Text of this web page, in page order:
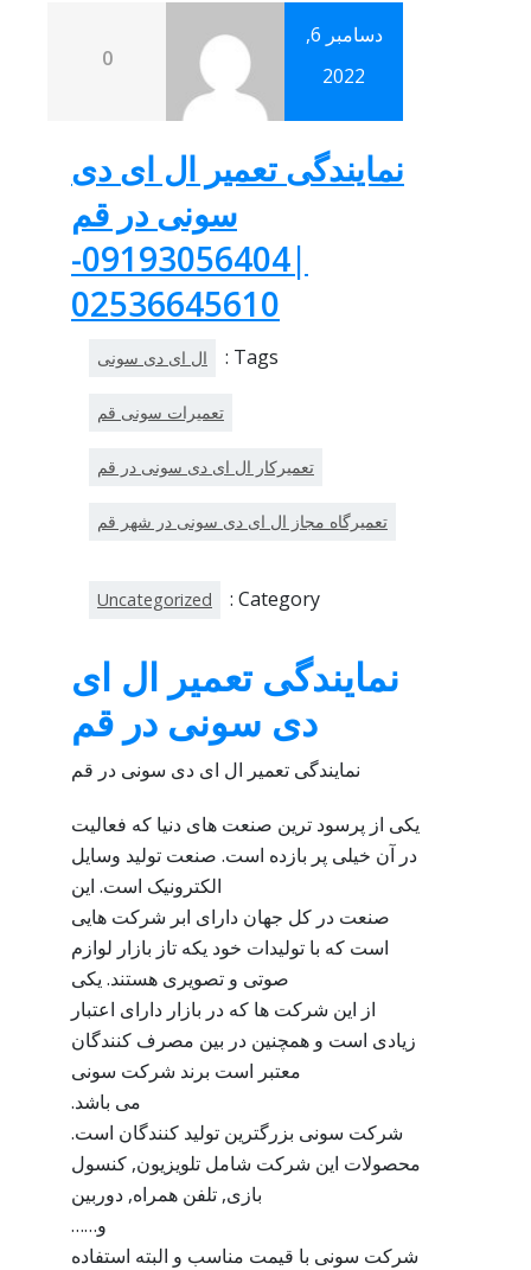
دسامبر 6,
2022
0
نمایندگی تعمیر ال ای دی
سونی در قم
|09193056404-
02536645610
Tags : ال ای دی سونی
تعمیرات سونی قم
تعمیرکار ال ای دی سونی در قم
تعمیرگاه مجاز ال ای دی سونی در شهر قم
Category :
Uncategorized
نمایندگی تعمیر ال ای
دی سونی در قم
نمایندگی تعمیر ال ای دی سونی در قم
یکی از پرسود ترین صنعت های دنیا که فعالیت
در آن خیلی پر بازده است. صنعت تولید وسایل
الکترونیک است. این
صنعت در کل جهان دارای ابر شرکت هایی
است که با تولیدات خود یکه تاز بازار لوازم
صوتی و تصویری هستند. یکی
از این شرکت ها که در بازار دارای اعتبار
زیادی است و همچنین در بین مصرف کنندگان
معتبر است برند شرکت سونی
می باشد.
شرکت سونی بزرگترین تولید کنندگان است.
محصولات این شرکت شامل تلویزیون, کنسول
بازی, تلفن همراه, دوربین
و……
شرکت سونی با قیمت مناسب و البته استفاده